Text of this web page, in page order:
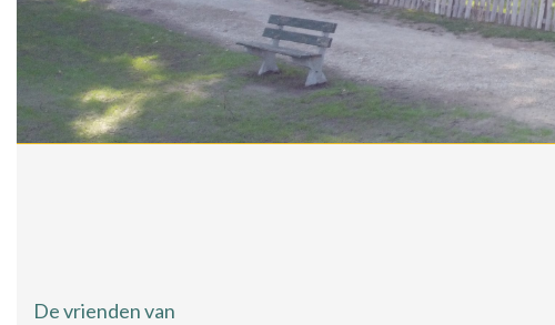
De vrienden van